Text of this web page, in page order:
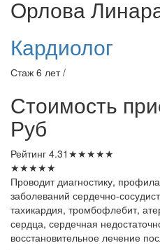
Орлова
Кардиолог
Стаж 6 лет /
Стоимость
Руб
Рейтинг 4.31 ★★★★★
★★★★★
Проводит диагностику,
заболеваний сердечно-
тахикардия, тромбофлебит,
сердца, сердечная
восстановительное лечение